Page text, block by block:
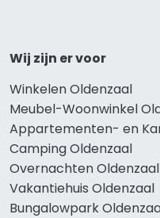
Wij zijn er voor
Winkelen Oldenzaal
Meubel-Woonwinkel
Appartementen- en
Camping Oldenzaal
Overnachten Oldenzaal
Vakantiehuis Oldenzaal
Bungalowpark